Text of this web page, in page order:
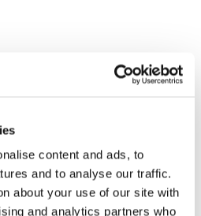
content and ads, to
and to analyse our traffic.
about your use of our site with
and analytics partners who